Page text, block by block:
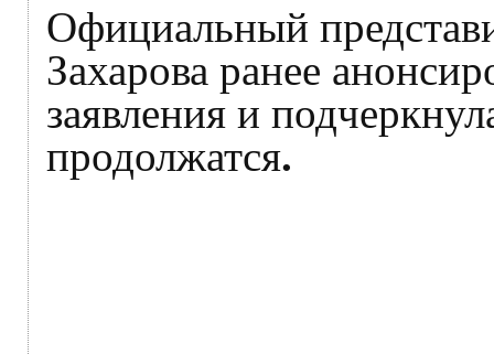
Официальный
Захарова ранее
заявления и
продолжатся.